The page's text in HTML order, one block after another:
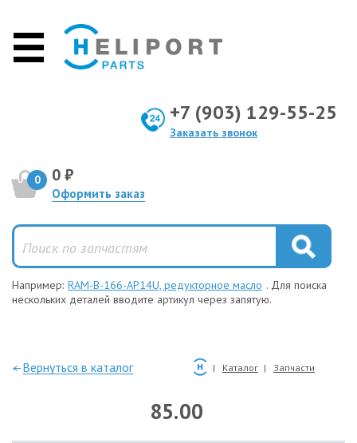
+7 (903) 129-55-25
Заказать звонок
0 0 ₽
Оформить заказ
Например: RAM-B-166-AP14U, редукторное масло . Для поиска
нескольких деталей вводите артикул через запятую.
—Вернуться в каталог Каталог Запчасти
85.00